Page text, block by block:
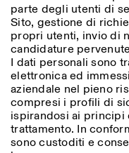
parte degli utenti di
Sito, gestione di
propri utenti, invio di
candidature
I dati personali sono
elettronica ed
aziendale nel pieno
compresi i profili di
ispirandosi ai principi
trattamento. In
sono custoditi e